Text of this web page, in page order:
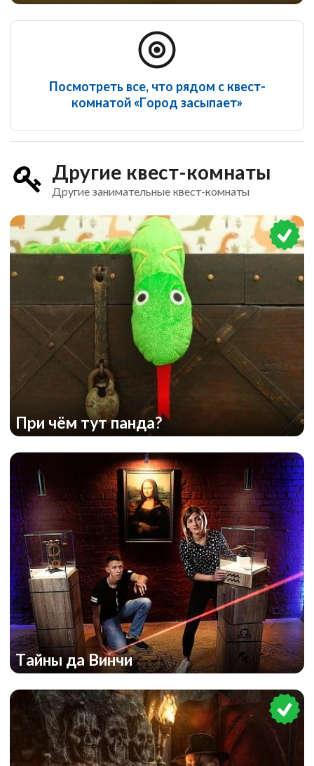
Cyberpunk
Эквилибриум
Зона 51: Лаборатория
Посмотреть все, что рядом с квест-
комнатой «Город засыпает»
Другие квест-комнаты
Другие занимательные квест-комнаты
При чём тут панда?
Тайны да Винчи